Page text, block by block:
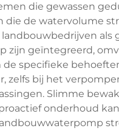
die gewassen
die de watervolume
als
zijn geïntegreerd,
specifieke
zelfs bij het
Slimme
onderhoud